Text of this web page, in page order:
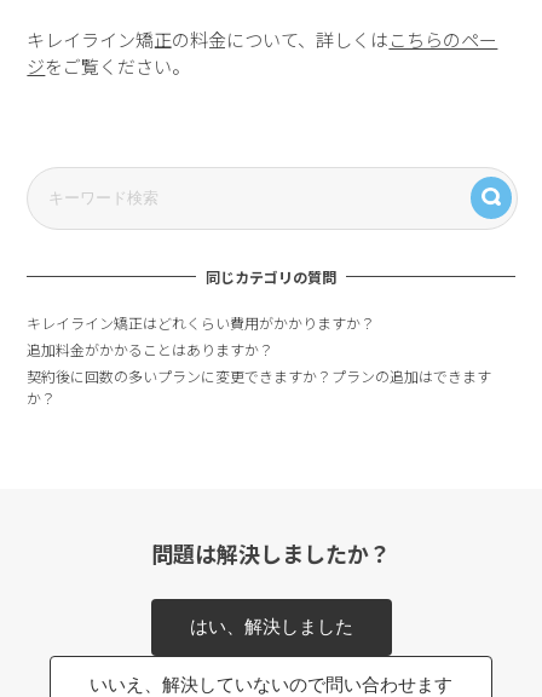
キレイライン矯正の料金について、詳しくはこちらのペー
ジをご覧ください。
同じカテゴリの質問
キレイライン矯正はどれくらい費用がかかりますか？
追加料金がかかることはありますか？
契約後に回数の多いプランに変更できますか？プランの追加はできます
か？
問題は解決しましたか？
はい、解決しました
いいえ、解決していないので問い合わせます